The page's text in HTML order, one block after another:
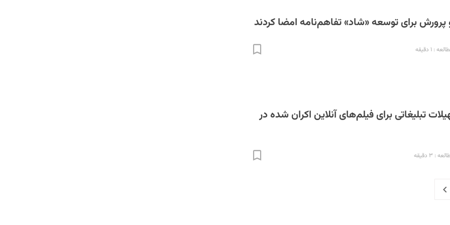
پرورش برای توسعه «شاد» تفاهم‌نامه امضا کردند
: ۱ دقیقه
تبلیغاتی برای فیلم‌های آنلاین اکران شده در
: ۳ دقیقه
Next